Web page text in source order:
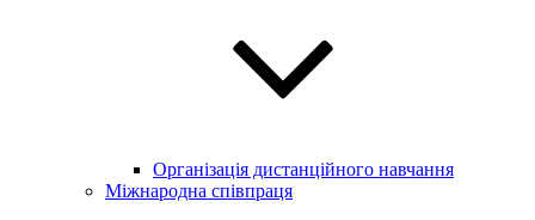
Організація дистанційного навчання
Міжнародна співпраця